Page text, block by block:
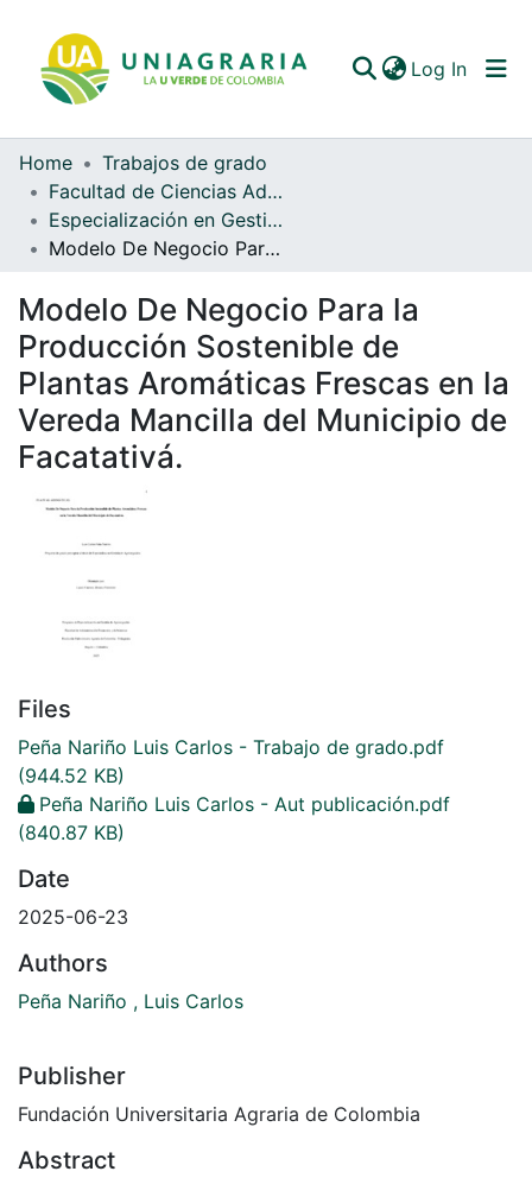
Log In
Communities & Collections
All of DSpace
Home
Trabajos de grado
Facultad de Ciencias Administrativas y Contables
Especialización en Gestión de Agronegocios (EGA)
Modelo De Negocio Para la Producción Sostenible de Plantas Aromáticas Frescas en la Vereda Mancilla del Municipio de Facatativá.
Modelo De Negocio Para la
Producción Sostenible de
Plantas Aromáticas Frescas en la
Vereda Mancilla del Municipio de
Facatativá.
Files
Peña Nariño Luis Carlos - Trabajo de grado.pdf
(944.52 KB)
Peña Nariño Luis Carlos - Aut publicación.pdf
(840.87 KB)
Date
2025-06-23
Authors
Peña Nariño , Luis Carlos
Publisher
Fundación Universitaria Agraria de Colombia
Abstract